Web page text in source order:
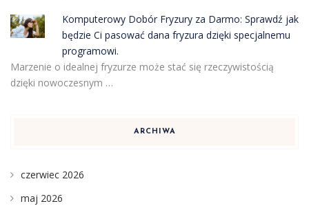
Komputerowy Dobór Fryzury za Darmo: Sprawdź jak
będzie Ci pasować dana fryzura dzięki specjalnemu
programowi.
Marzenie o idealnej fryzurze może stać się rzeczywistością
dzięki nowoczesnym …
ARCHIWA
czerwiec 2026
maj 2026